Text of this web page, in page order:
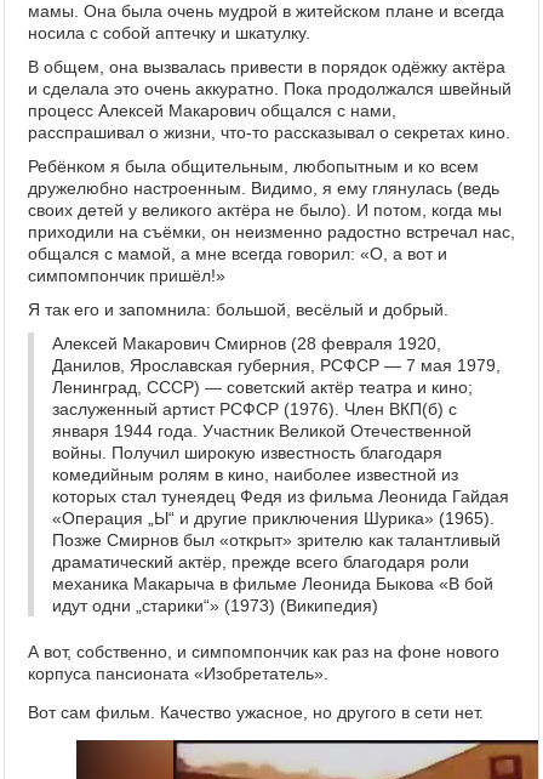
мамы. Она была очень мудрой в житейском плане и всегда
носила с собой аптечку и шкатулку.
В общем, она вызвалась привести в порядок одёжку актёра
и сделала это очень аккуратно. Пока продолжался швейный
процесс Алексей Макарович общался с нами,
расспрашивал о жизни, что-то рассказывал о секретах кино.
Ребёнком я была общительным, любопытным и ко всем
дружелюбно настроенным. Видимо, я ему глянулась (ведь
своих детей у великого актёра не было). И потом, когда мы
приходили на съёмки, он неизменно радостно встречал нас,
общался с мамой, а мне всегда говорил: «О, а вот и
симпомпончик пришёл!»
Я так его и запомнила: большой, весёлый и добрый.
Алексей Макарович Смирнов (28 февраля 1920,
Данилов, Ярославская губерния, РСФСР — 7 мая 1979,
Ленинград, СССР) — советский актёр театра и кино;
заслуженный артист РСФСР (1976). Член ВКП(б) с
января 1944 года. Участник Великой Отечественной
войны. Получил широкую известность благодаря
комедийным ролям в кино, наиболее известной из
которых стал тунеядец Федя из фильма Леонида Гайдая
«Операция „Ы“ и другие приключения Шурика» (1965).
Позже Смирнов был «открыт» зрителю как талантливый
драматический актёр, прежде всего благодаря роли
механика Макарыча в фильме Леонида Быкова «В бой
идут одни „старики“» (1973) (Википедия)
А вот, собственно, и симпомпончик как раз на фоне нового
корпуса пансионата «Изобретатель».
Вот сам фильм. Качество ужасное, но другого в сети нет.